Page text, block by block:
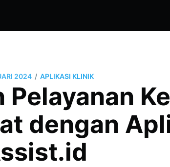
2024 / APLIKASI KLINIK
dengan